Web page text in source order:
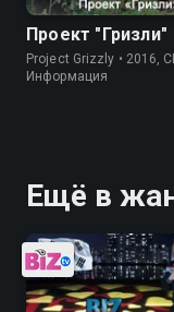
Проект "Гризли"
Project Grizzly • 2016,
Информация
Ещё в